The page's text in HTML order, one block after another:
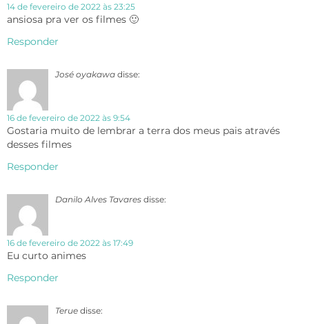
14 de fevereiro de 2022 às 23:25
ansiosa pra ver os filmes 🙂
Responder
José oyakawa disse:
16 de fevereiro de 2022 às 9:54
Gostaria muito de lembrar a terra dos meus pais através
desses filmes
Responder
Danilo Alves Tavares disse:
16 de fevereiro de 2022 às 17:49
Eu curto animes
Responder
Terue disse: